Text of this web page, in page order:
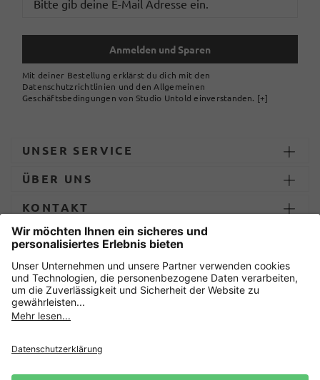
Anmelden und Sparen
Mit deiner Bestellung erklärst du dich mit den
Datenschutzrichtlinien und den Allgemeinen
Geschäftsbedingungen von Studio Untold einverstanden. [+]
UNSER SERVICE
ÜBER UNS
KONTAKT
ZAHLUNG UND LIEFERUNG
Sicher einkaufen mit